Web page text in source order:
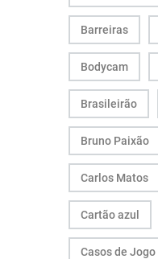
Barreiras
Bodycam
Brasileirão
Bruno Paixão
Carlos Matos
Cartão azul
Casos de Jogo